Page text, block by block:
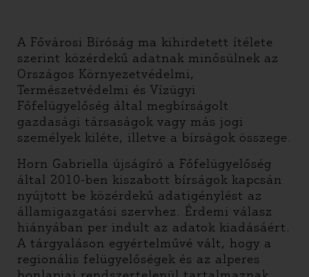
A Fővárosi Bíróság ma kihirdetett ítélete
szerint közérdekű adatnak minősülnek az
Országos Környezetvédelmi,
Természetvédelmi és Vízügyi
Főfelügyelőség által megbírságolt
gazdasági társaságok vagy más jogi
személyek kiléte, illetve a bírságok összege.
Horn Gabriella újságíró a Főfelügyelőség
által 2010-ben kiszabott bírságok kapcsán
nyújtott be közérdekű adatigénylést az
államigazgatási szervhez. Érdemi válasz
hiányában per indult az adatok kiadásáért.
A tárgyaláson egyértelművé vált, hogy a
regionális felügyelőségek és az alperes